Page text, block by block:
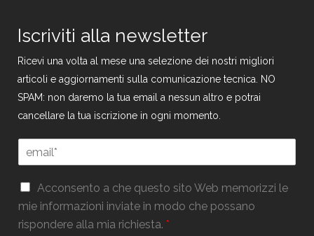
Iscriviti alla newsletter
Ricevi una volta al mese una selezione dei nostri migliori
articoli e aggiornamenti sulla comunicazione tecnica. NO
SPAM: non daremo la tua email a nessun altro e potrai
cancellare la tua iscrizione in ogni momento.
E
m
a
l
E
m
m
l
*
G
P
R
Acconsento a che questo sito Web memorizzi le
mie informazioni inviate in modo che possano
rispondere alla mia richiesta. *